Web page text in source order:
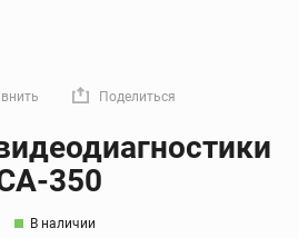
Поделиться
350
В наличии